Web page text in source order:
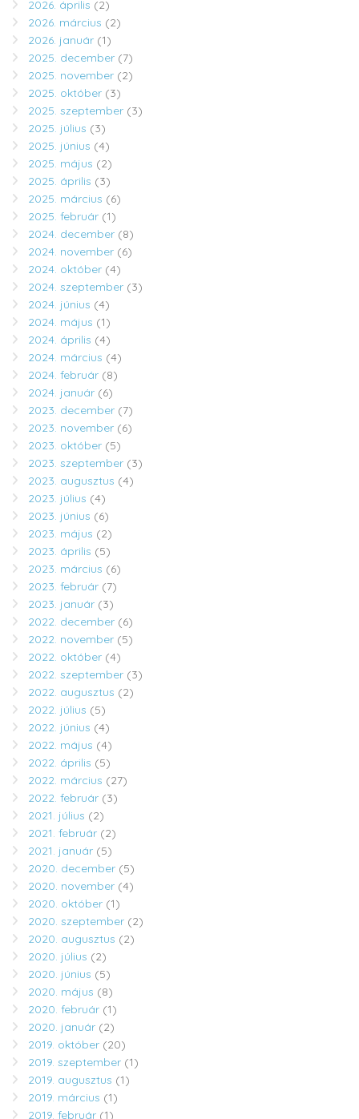
2026. április (2)
2026. március (2)
2026. január (1)
2025. december (7)
2025. november (2)
2025. október (3)
2025. szeptember (3)
2025. július (3)
2025. június (4)
2025. május (2)
2025. április (3)
2025. március (6)
2025. február (1)
2024. december (8)
2024. november (6)
2024. október (4)
2024. szeptember (3)
2024. június (4)
2024. május (1)
2024. április (4)
2024. március (4)
2024. február (8)
2024. január (6)
2023. december (7)
2023. november (6)
2023. október (5)
2023. szeptember (3)
2023. augusztus (4)
2023. július (4)
2023. június (6)
2023. május (2)
2023. április (5)
2023. március (6)
2023. február (7)
2023. január (3)
2022. december (6)
2022. november (5)
2022. október (4)
2022. szeptember (3)
2022. augusztus (2)
2022. július (5)
2022. június (4)
2022. május (4)
2022. április (5)
2022. március (27)
2022. február (3)
2021. július (2)
2021. február (2)
2021. január (5)
2020. december (5)
2020. november (4)
2020. október (1)
2020. szeptember (2)
2020. augusztus (2)
2020. július (2)
2020. június (5)
2020. május (8)
2020. február (1)
2020. január (2)
2019. október (20)
2019. szeptember (1)
2019. augusztus (1)
2019. március (1)
2019. február (1)